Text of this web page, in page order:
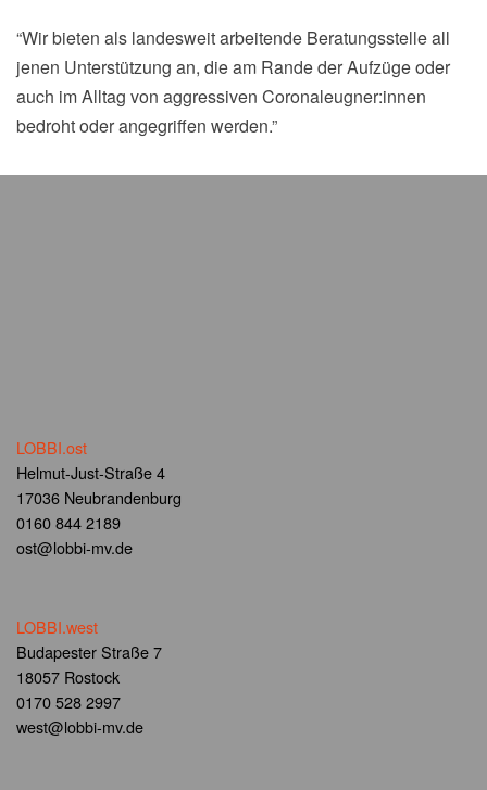
“Wir bieten als landesweit arbeitende Beratungsstelle all
jenen Unterstützung an, die am Rande der Aufzüge oder
auch im Alltag von aggressiven Coronaleugner:innen
bedroht oder angegriffen werden.”
LOBBI.ost
Helmut-Just-Straße 4
17036 Neubrandenburg
0160 844 2189
ost@lobbi-mv.de
LOBBI.west
Budapester Straße 7
18057 Rostock
0170 528 2997
west@lobbi-mv.de